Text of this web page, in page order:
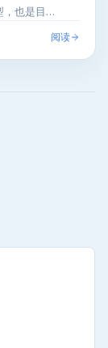
，也是目…
阅读